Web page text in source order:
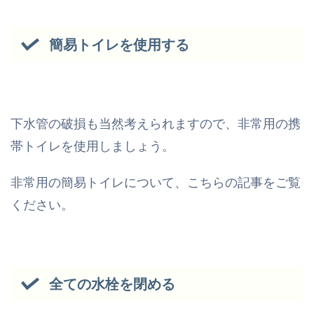
簡易トイレを使用する
下水管の破損も当然考えられますので、非常用の携
帯トイレを使用しましょう。
非常用の簡易トイレについて、こちらの記事をご覧
ください。
全ての水栓を閉める